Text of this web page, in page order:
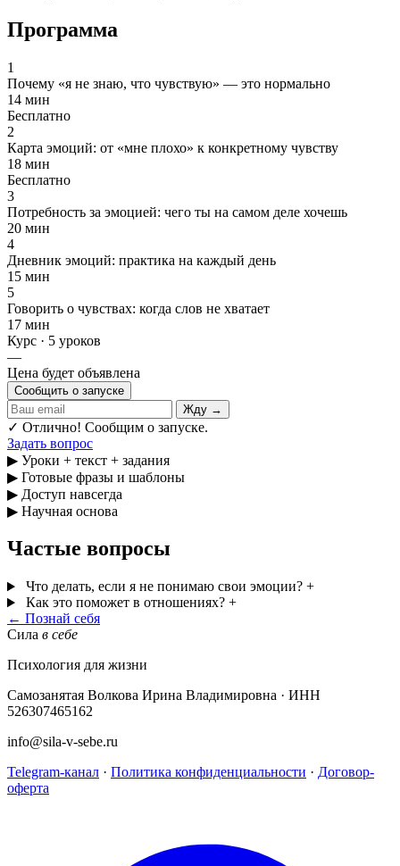
Программа
1
Почему «я не знаю, что чувствую» — это нормально
14 мин
Бесплатно
2
Карта эмоций: от «мне плохо» к конкретному чувству
18 мин
Бесплатно
3
Потребность за эмоцией: чего ты на самом деле хочешь
20 мин
4
Дневник эмоций: практика на каждый день
15 мин
5
Говорить о чувствах: когда слов не хватает
17 мин
Курс · 5 уроков
—
Цена будет объявлена
Сообщить о запуске
Жду →
✓ Отлично! Сообщим о запуске.
Задать вопрос
▶ Уроки + текст + задания
▶ Готовые фразы и шаблоны
▶ Доступ навсегда
▶ Научная основа
Частые вопросы
Что делать, если я не понимаю свои эмоции? +
Как это поможет в отношениях? +
← Познай себя
Сила в себе
Психология для жизни
Самозанятая Волкова Ирина Владимировна · ИНН
526307465162
info@sila-v-sebe.ru
Telegram-канал · Политика конфиденциальности · Договор-
оферта